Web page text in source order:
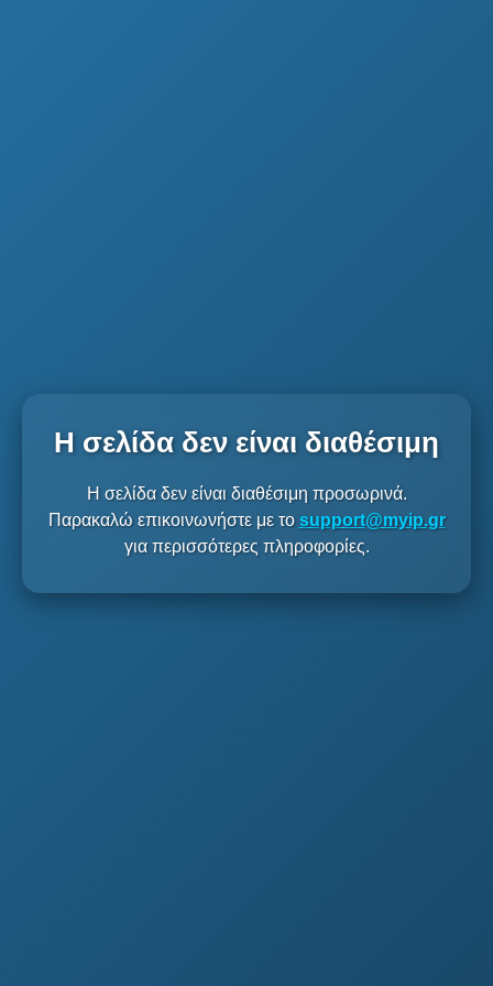
Η σελίδα δεν είναι διαθέσιμη
Η σελίδα δεν είναι διαθέσιμη προσωρινά.
Παρακαλώ επικοινωνήστε με το support@myip.gr
για περισσότερες πληροφορίες.